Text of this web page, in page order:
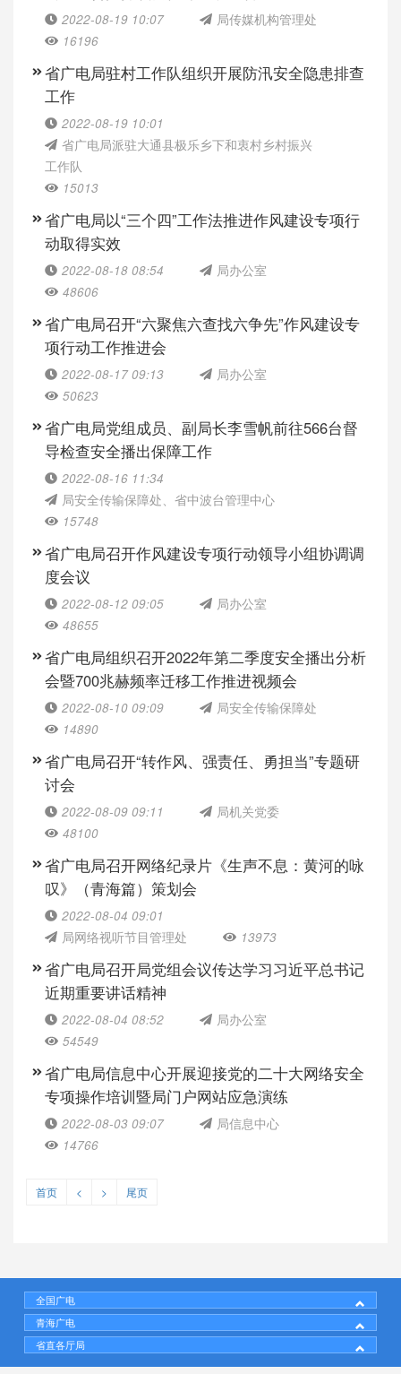
2022-08-19 10:07
局传媒机构管理处
16196
省广电局驻村工作队组织开展防汛安全隐患排查
工作
2022-08-19 10:01
省广电局派驻大通县极乐乡下和衷村乡村振兴
工作队
15013
省广电局以“三个四”工作法推进作风建设专项行
动取得实效
2022-08-18 08:54
局办公室
48606
省广电局召开“六聚焦六查找六争先”作风建设专
项行动工作推进会
2022-08-17 09:13
局办公室
50623
省广电局党组成员、副局长李雪帆前往566台督
导检查安全播出保障工作
2022-08-16 11:34
局安全传输保障处、省中波台管理中心
15748
省广电局召开作风建设专项行动领导小组协调调
度会议
2022-08-12 09:05
局办公室
48655
省广电局组织召开2022年第二季度安全播出分析
会暨700兆赫频率迁移工作推进视频会
2022-08-10 09:09
局安全传输保障处
14890
省广电局召开“转作风、强责任、勇担当”专题研
讨会
2022-08-09 09:11
局机关党委
48100
省广电局召开网络纪录片《生声不息：黄河的咏
叹》（青海篇）策划会
2022-08-04 09:01
局网络视听节目管理处
13973
省广电局召开局党组会议传达学习习近平总书记
近期重要讲话精神
2022-08-04 08:52
局办公室
54549
省广电局信息中心开展迎接党的二十大网络安全
专项操作培训暨局门户网站应急演练
2022-08-03 09:07
局信息中心
14766
首页 < > 尾页
全国广电
青海广电
省直各厅局